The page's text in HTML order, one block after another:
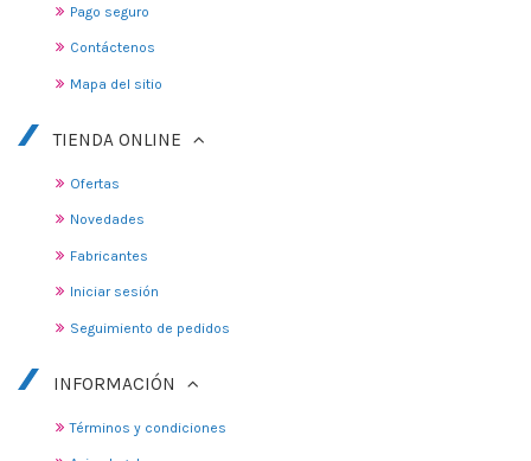
Pago seguro
Contáctenos
Mapa del sitio
TIENDA ONLINE
Ofertas
Novedades
Fabricantes
Iniciar sesión
Seguimiento de pedidos
INFORMACIÓN
Términos y condiciones